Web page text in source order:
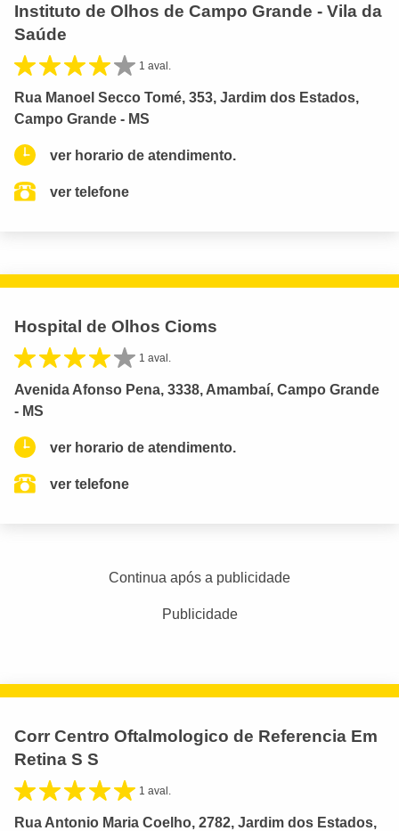
Instituto de Olhos de Campo Grande - Vila da
Saúde
1 aval.
Rua Manoel Secco Tomé, 353, Jardim dos Estados,
Campo Grande - MS
ver horario de atendimento.
ver telefone
Hospital de Olhos Cioms
1 aval.
Avenida Afonso Pena, 3338, Amambaí, Campo Grande
- MS
ver horario de atendimento.
ver telefone
Continua após a publicidade
Publicidade
Corr Centro Oftalmologico de Referencia Em
Retina S S
1 aval.
Rua Antonio Maria Coelho, 2782, Jardim dos Estados,